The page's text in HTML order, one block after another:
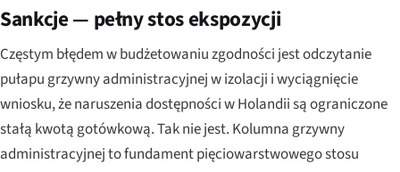
Sankcje — pełny stos ekspozycji
Częstym błędem w budżetowaniu zgodności jest odczytanie
pułapu grzywny administracyjnej w izolacji i wyciągnięcie
wniosku, że naruszenia dostępności w Holandii są ograniczone
stałą kwotą gotówkową. Tak nie jest. Kolumna grzywny
administracyjnej to fundament pięciowarstwowego stosu